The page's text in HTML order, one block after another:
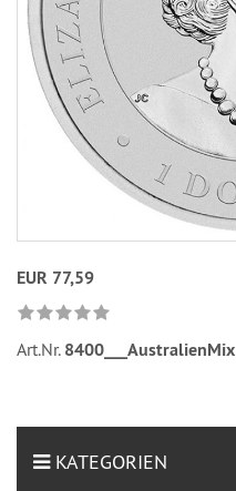
EUR 77,59
Art.Nr. 8400___AustralienMix
KATEGORIEN